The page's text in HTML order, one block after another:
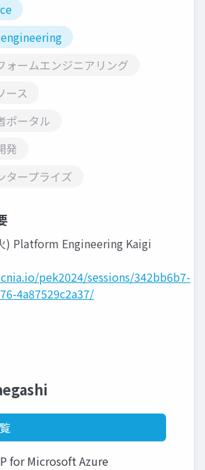
ォームエンジニアリング
ース
ポータル
発
タープライズ
) Platform Engineering Kaigi
pek2024/sessions/342bb6b7-
4a87529c2a37/
for Microsoft Azure